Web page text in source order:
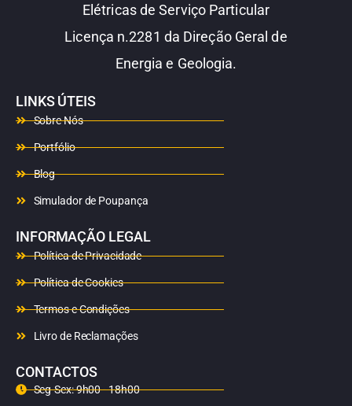
Elétricas de Serviço Particular
Licença n.2281 da Direção Geral de
Energia e Geologia.
LINKS ÚTEIS
Sobre Nós
Portfólio
Blog
Simulador de Poupança
INFORMAÇÃO LEGAL
Política de Privacidade
Política de Cookies
Termos e Condições
Livro de Reclamações
CONTACTOS
Seg-Sex: 9h00 - 18h00